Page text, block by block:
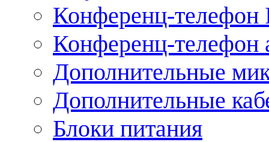
Конференц-телефон
Конференц-телефон
Дополнительные
Дополнительные
Блоки питания